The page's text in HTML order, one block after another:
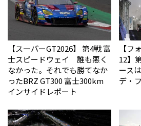
【スーパーGT2026】 第4戦 富
士スピードウェイ 誰も悪く
なかった。それでも勝てなか
った――BRZ GT300 富士300km
インサイドレポート
【フ
12】
ース
デ・